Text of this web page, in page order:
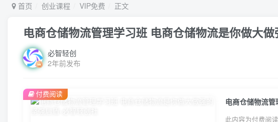
首页 创业课程 VIP免费 正文
电商仓储物流管理学习班 电商仓储物流是你做大
必智轻创
2年前发布
电商仓储物流
此内容为付费阅
付费阅读